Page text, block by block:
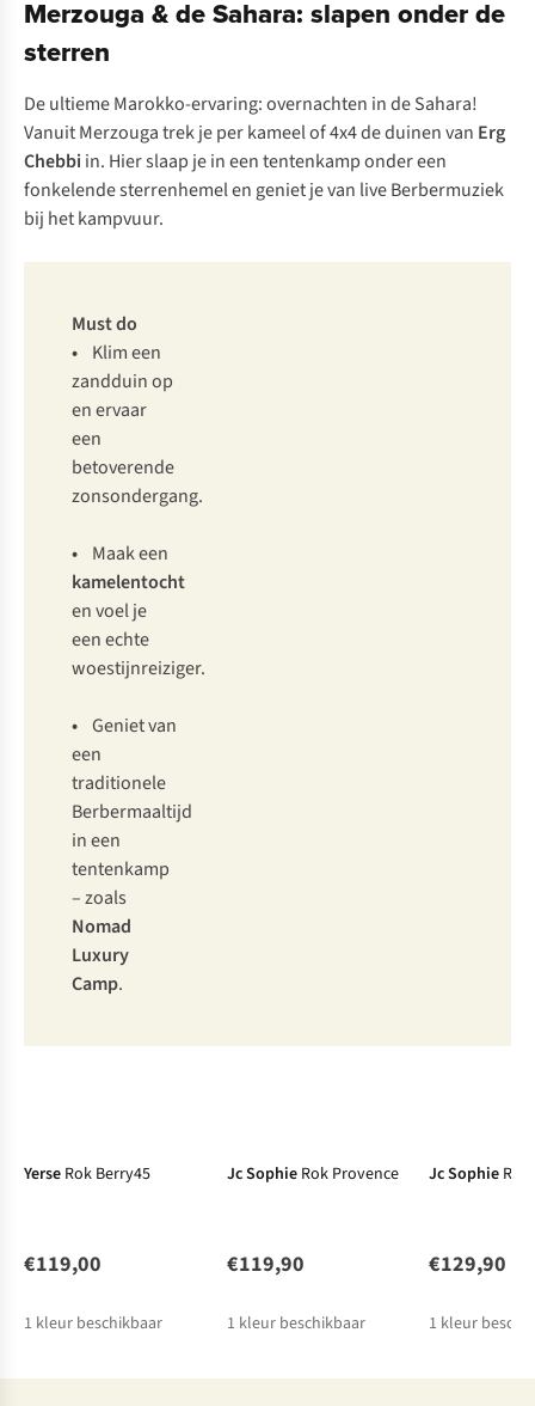
Merzouga & de Sahara: slapen onder de
sterren
De ultieme Marokko-ervaring: overnachten in de Sahara!
Vanuit Merzouga trek je per kameel of 4x4 de duinen van Erg
Chebbi in. Hier slaap je in een tentenkamp onder een
fonkelende sterrenhemel en geniet je van live Berbermuziek
bij het kampvuur.
Must do
• Klim een
zandduin op
en ervaar
een
betoverende
zonsondergang.
• Maak een
kamelentocht
en voel je
een echte
woestijnreiziger.
• Geniet van
een
traditionele
Berbermaaltijd
in een
tentenkamp
– zoals
Nomad
Luxury
Camp.
Yerse Rok Berry45
€119,00
1 kleur beschikbaar
Jc Sophie Rok Provence
€119,90
1 kleur beschikbaar
Jc Sophie
€129,90
1 kleur